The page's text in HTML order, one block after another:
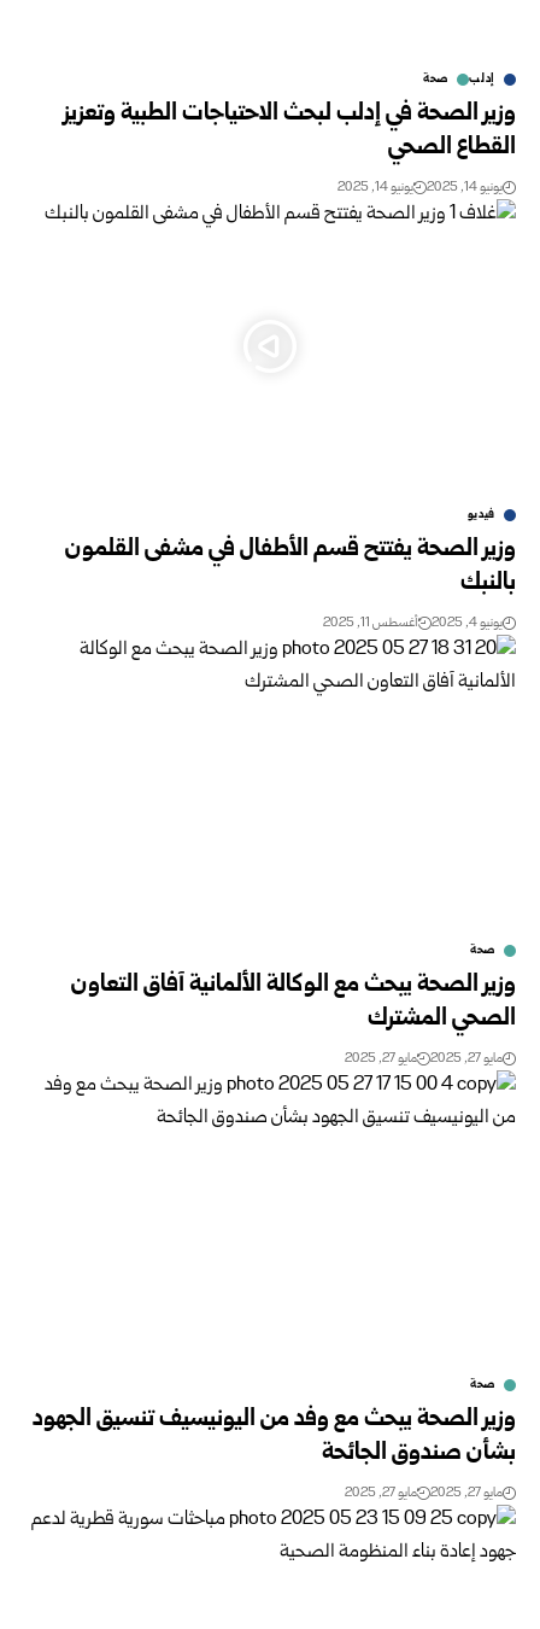
إدلب صحة
وزير الصحة في إدلب لبحث الاحتياجات الطبية وتعزيز
القطاع الصحي
يونيو 14, 2025 يونيو 14, 2025
فيديو
وزير الصحة يفتتح قسم الأطفال في مشفى القلمون
بالنبك
يونيو 4, 2025 أغسطس 11, 2025
صحة
وزير الصحة يبحث مع الوكالة الألمانية آفاق التعاون
الصحي المشترك
مايو 27, 2025 مايو 27, 2025
صحة
وزير الصحة يبحث مع وفد من اليونيسيف تنسيق الجهود
بشأن صندوق الجائحة
مايو 27, 2025 مايو 27, 2025